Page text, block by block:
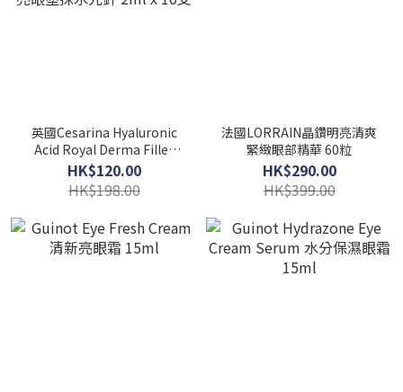
英國Cesarina Hyaluronic
Acid Royal Derma Filler
Eye 👀Serum 多元胜肽細胞
生長亮眼塗抹水光針 2ml x
10支
HK$120.00
HK$198.00
法國LORRAIN晶鑽明亮清爽
緊緻眼部精華 60粒
HK$290.00
HK$399.00